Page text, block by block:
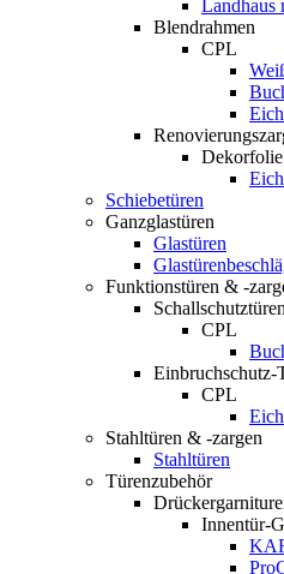
Landhaus
Blendrahmen
CPL
Dekorfolie
Schiebetüren
Ganzglastüren
Glastüren
Funktionstüren & -
Schallschutztüren
CPL
Einbruchschutz-
CPL
Stahltüren & -zargen
Stahltüren
Türenzubehör
Innentür-